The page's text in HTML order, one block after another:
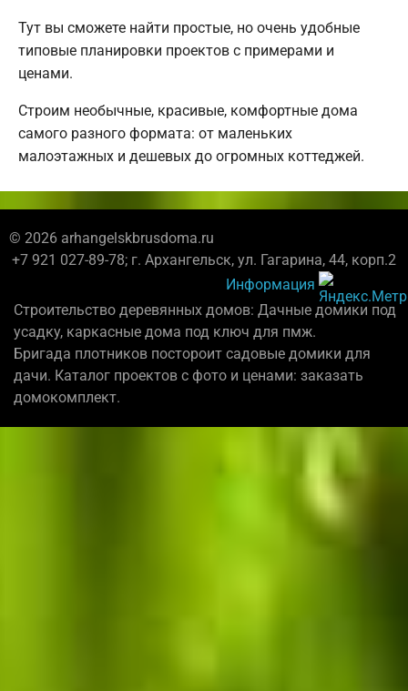
Тут вы сможете найти простые, но очень удобные
типовые планировки проектов с примерами и
ценами.
Строим необычные, красивые, комфортные дома
самого разного формата: от маленьких
малоэтажных и дешевых до огромных коттеджей.
© 2026 arhangelskbrusdoma.ru
+7 921 027-89-78; г. Архангельск, ул. Гагарина, 44, корп.2
Информация
Строительство деревянных домов: Дачные домики под
усадку, каркасные дома под ключ для пмж.
Бригада плотников постороит садовые домики для
дачи. Каталог проектов с фото и ценами: заказать
домокомплект.